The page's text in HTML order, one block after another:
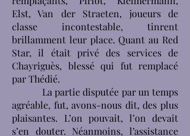
Elst, Van der Straeten, joueurs de
classe incontestable, tinrent
brillamment leur place. Quant au Red
Star, il était privé des services de
Chayriguès, blessé qui fut remplacé
par Thédié.
La partie disputée par un temps
agréable, fut, avons-nous dit, des plus
plaisantes. L’on pouvait, l’on devait
s’en douter. Néanmoins, l’assistance